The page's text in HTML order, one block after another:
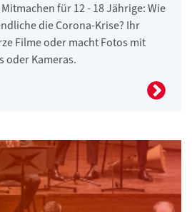
für 12 - 18 Jährige: Wie
die Corona-Krise? Ihr
Filme oder macht Fotos mit
oder Kameras.